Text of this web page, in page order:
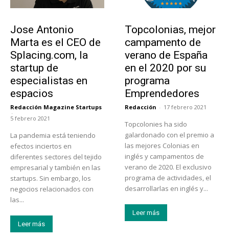
Jose Antonio
Marta es el CEO de
Splacing.com, la
startup de
especialistas en
espacios
Redacción Magazine Startups
-
5 febrero 2021
La pandemia está teniendo
efectos inciertos en
diferentes sectores del tejido
empresarial y también en las
startups. Sin embargo, los
negocios relacionados con
las...
Leer más
Topcolonias, mejor
campamento de
verano de España
en el 2020 por su
programa
Emprendedores
Redacción - 17 febrero 2021
Topcolonies ha sido
galardonado con el premio a
las mejores Colonias en
inglés y campamentos de
verano de 2020. El exclusivo
programa de actividades, el
desarrollarlas en inglés y...
Leer más